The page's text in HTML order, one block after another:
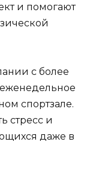
и помогают
с более
спортзале.
стресс и
даже в